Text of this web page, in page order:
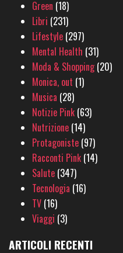
Green (18)
Libri (231)
Lifestyle (297)
Mental Health (31)
Moda & Shopping(20)
Monica, out (1)
Musica (28)
Notizie Pink (63)
Nutrizione (14)
Protagoniste (97)
Racconti Pink (14)
Salute (347)
Tecnologia (16)
TV (16)
Viaggi (3)
ARTICOLI RECENTI